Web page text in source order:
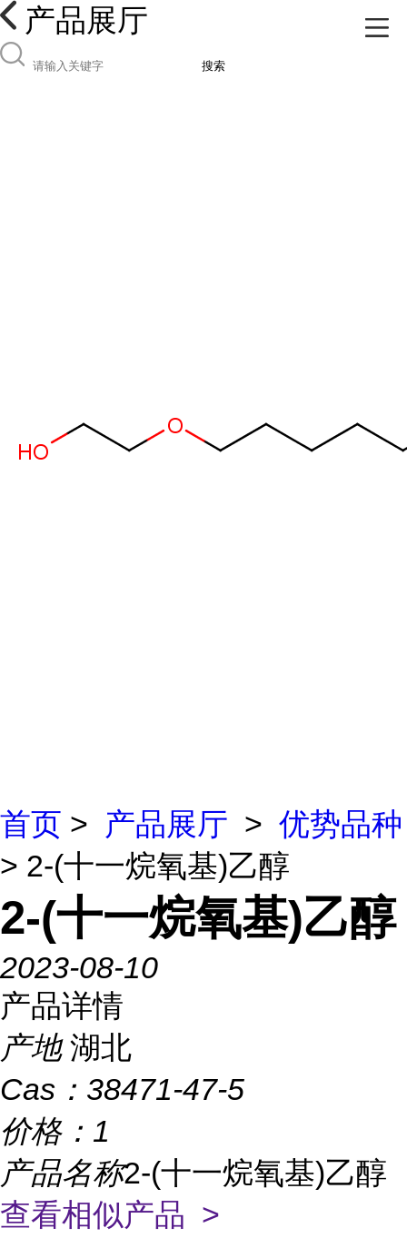
产品展厅
搜索
首页 > 产品展厅 > 优势品种
> 2-(十一烷氧基)乙醇
2-(十一烷氧基)乙醇
2023-08-10
产品详情
产地 湖北
Cas： 38471-47-5
价格： 1
产品名称2-(十一烷氧基)乙醇
查看相似产品 >